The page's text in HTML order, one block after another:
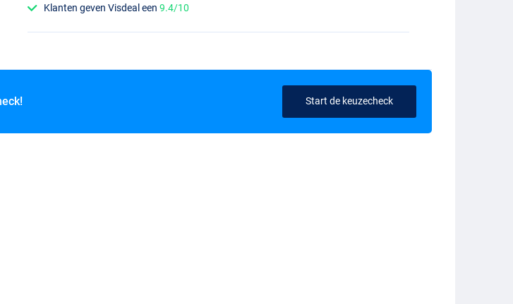
Klanten geven Visdeal een9.4/10
Start de keuzecheck